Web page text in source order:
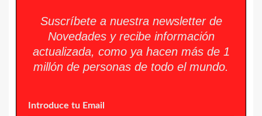
Suscríbete a nuestra newsletter de
Novedades y recibe información
actualizada, como ya hacen más de 1
millón de personas de todo el mundo.
Introduce tu Email